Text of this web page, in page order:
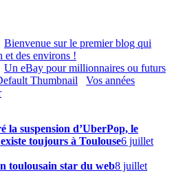
Bienvenue sur le premier blog qui
et des environs !
Un eBay pour millionnaires ou futurs
Vos années
la suspension d’UberPop, le
toujours à Toulouse6 juillet
toulousain star du web8 juillet